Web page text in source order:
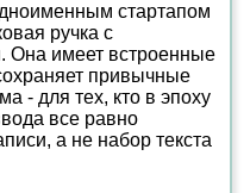
стартапом
ручка с
Она имеет встроенные
привычные
- для тех, кто в эпоху
все равно
а не набор текста